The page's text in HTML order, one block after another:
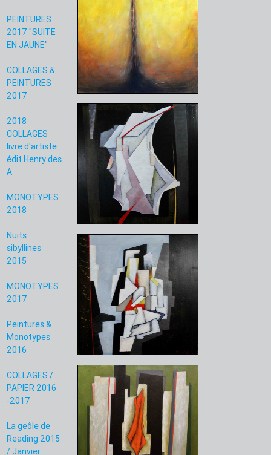
PEINTURES
2017 "SUITE
EN JAUNE"
COLLAGES &
PEINTURES
2017
2018
COLLAGES
livre d'artiste
édit.Henry des
A
MONOTYPES
2018
Nuits
sibyllines
2015
MONOTYPES
2017
Peintures &
Monotypes
2016
COLLAGES /
PAPIER 2016
-2017
La geôle de
Reading 2015
/ Janvier